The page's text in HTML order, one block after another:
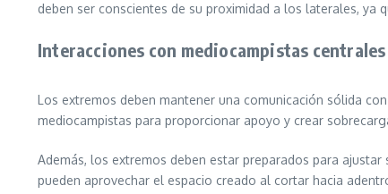
deben ser conscientes de su proximidad a los laterales, ya
Interacciones con mediocampistas
Los extremos deben mantener una comunicación sólida
mediocampistas para proporcionar apoyo y crear
Además, los extremos deben estar preparados para
pueden aprovechar el espacio creado al cortar hacia